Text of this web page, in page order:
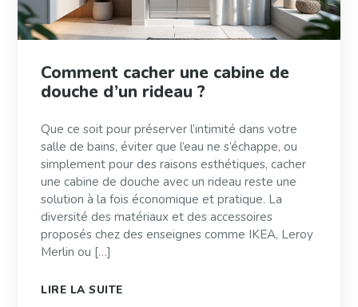
Comment cacher une cabine de
douche d’un rideau ?
Que ce soit pour préserver l’intimité dans votre
salle de bains, éviter que l’eau ne s’échappe, ou
simplement pour des raisons esthétiques, cacher
une cabine de douche avec un rideau reste une
solution à la fois économique et pratique. La
diversité des matériaux et des accessoires
proposés chez des enseignes comme IKEA, Leroy
Merlin ou […]
LIRE LA SUITE